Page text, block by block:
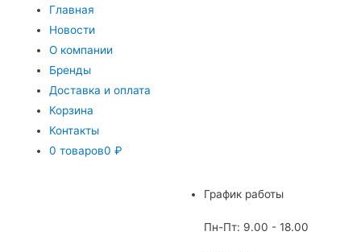
Главная
Новости
О компании
Бренды
Доставка и оплата
Корзина
Контакты
0 товаров0 ₽
График работы
Пн-Пт: 9.00 - 18.00